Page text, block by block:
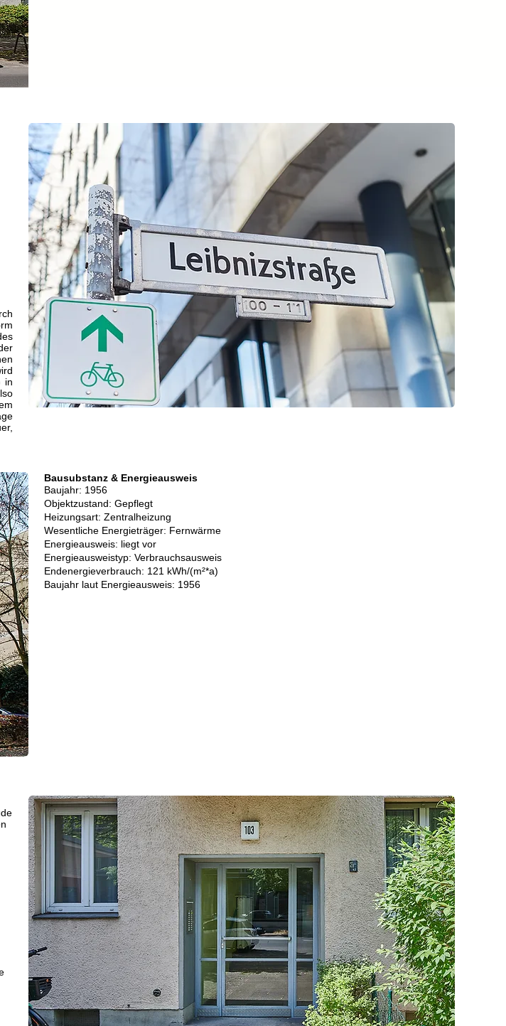
in
Bausubstanz & Energieausweis
Baujahr: 1956
Objektzustand: Gepflegt
Heizungsart: Zentralheizung
Wesentliche Energieträger: Fernwärme
Energieausweis: liegt vor
Energie­ausweistyp: Verbrauchsausweis
End­energie­verbrauch: 121 kWh/(m²*a)
Baujahr laut Energieausweis: 1956